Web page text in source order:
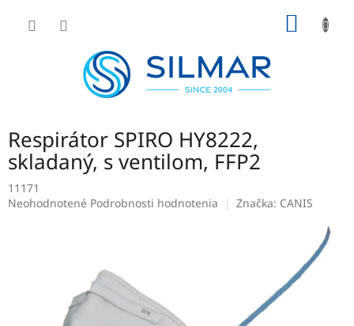
Respirátor SPIRO HY8222,
skladaný, s ventilom, FFP2
11171
Priemerné
hviezdičiek.
Neohodnotené Podrobnosti hodnotenia Značka: CANIS